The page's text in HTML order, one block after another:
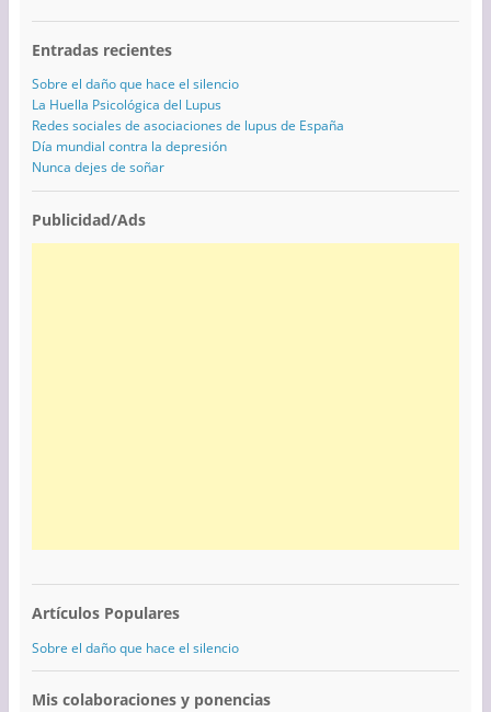
Entradas recientes
Sobre el daño que hace el silencio
La Huella Psicológica del Lupus
Redes sociales de asociaciones de lupus de España
Día mundial contra la depresión
Nunca dejes de soñar
Publicidad/Ads
Artículos Populares
Sobre el daño que hace el silencio
Mis colaboraciones y ponencias